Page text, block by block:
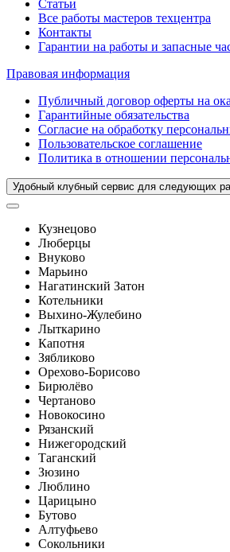
Статьи
Все работы мастеров техцентра
Контакты
Гарантии на работы и запасные
Правовая информация
Публичный договор оферты на
Гарантийные обязательства
Согласие на обработку
Пользовательское соглашение
Политика в отношении
Удобный клубный сервис для следующих
Кузнецово
Люберцы
Внуково
Марьино
Нагатинский Затон
Котельники
Выхино-Жулебино
Лыткарино
Капотня
Зябликово
Орехово-Борисово
Бирюлёво
Чертаново
Новокосино
Рязанский
Нижегородский
Таганский
Зюзино
Люблино
Царицыно
Бутово
Алтуфьево
Сокольники